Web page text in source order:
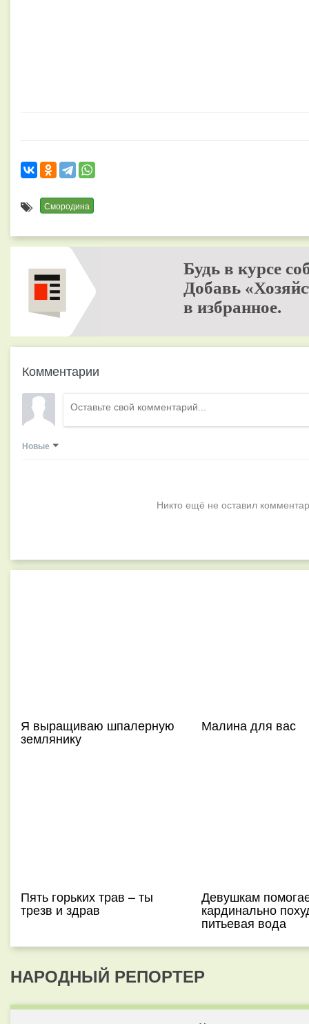
Смородина
Будь в курсе
Добавь
в избранное.
Комментарии
Новые
Никто ещё не оставил
Я выращиваю шпалерную
землянику
Малина для вас
Пять горьких трав – ты
трезв и здрав
Девушкам
кардинально
питьевая вода
НАРОДНЫЙ РЕПОРТЕР